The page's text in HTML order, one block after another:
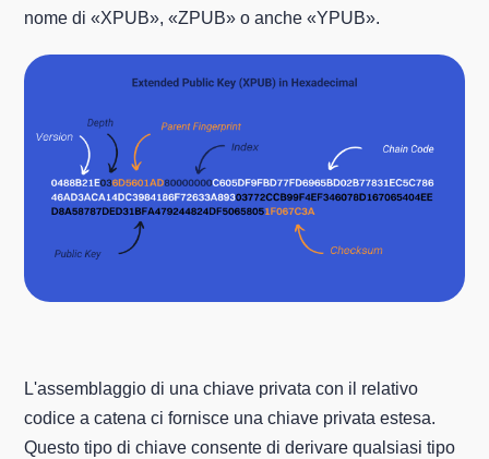
nome di «XPUB», «ZPUB» o anche «YPUB».
L'assemblaggio di una chiave privata con il relativo
codice a catena ci fornisce una chiave privata estesa.
Questo tipo di chiave consente di derivare qualsiasi tipo